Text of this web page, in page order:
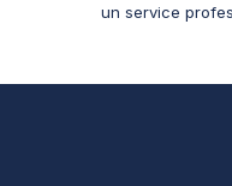
un service